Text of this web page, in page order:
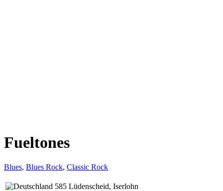
Fueltones
Blues, Blues Rock, Classic Rock
585 Lüdenscheid, Iserlohn